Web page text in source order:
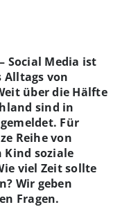
Social Media ist
Alltags von
über die Hälfte
sind in
Für
Reihe von
Kind soziale
viel Zeit sollte
Wir geben
Fragen.